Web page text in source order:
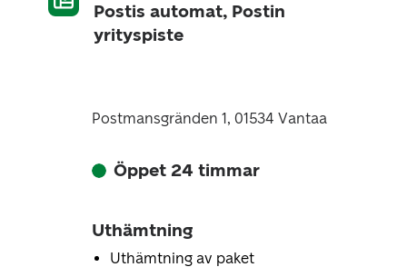
Postis automat, Postin
yrityspiste
Postmansgränden 1, 01534 Vantaa
Öppet 24 timmar
Uthämtning
Uthämtning av paket